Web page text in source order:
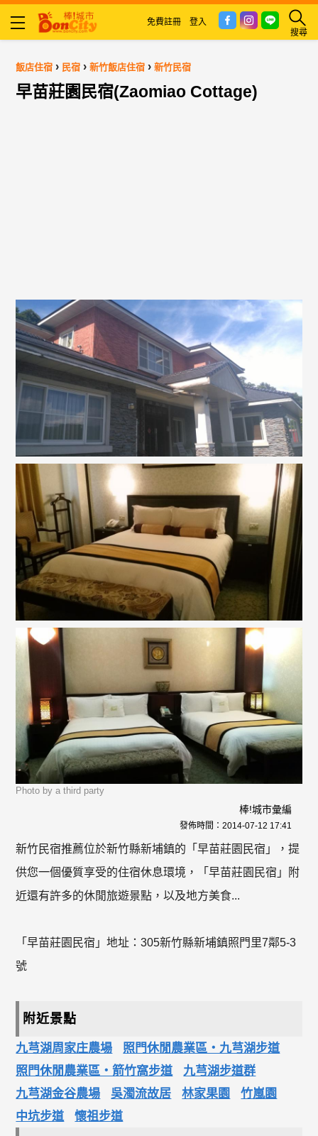
搜尋
免費註冊 登入
飯店住宿 › 民宿 ›新竹飯店住宿 ›新竹民宿
早苗莊園民宿(Zaomiao Cottage)
Photo by a third party
棒!城市彙編
發佈時間： 2014-07-12 17:41
新竹民宿推薦位於新竹縣新埔鎮的「早苗莊園民宿」，提
供您一個優質享受的住宿休息環境，「早苗莊園民宿」附
近還有許多的休閒旅遊景點，以及地方美食...
「早苗莊園民宿」地址：305新竹縣新埔鎮照門里7鄰5-3
號
附近景點
九芎湖周家庄農場
照門休閒農業區‧九芎湖步道
照門休閒農業區‧箭竹窩步道
九芎湖步道群
九芎湖金谷農場
吳濁流故居 林家果園
竹嵐園
中坑步道
懷祖步道